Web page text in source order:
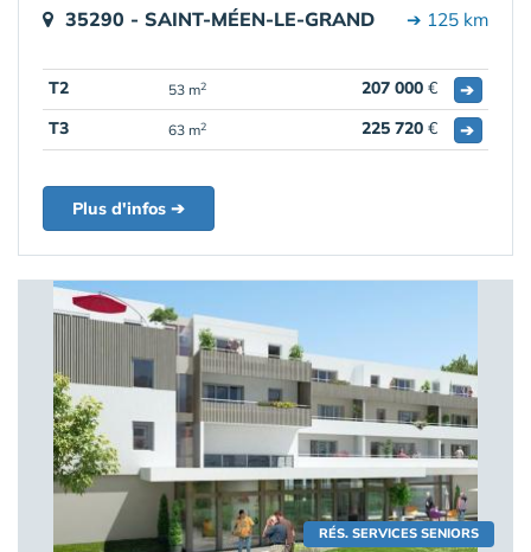
35290 - SAINT-MÉEN-LE-GRAND ➔ 125 km
T2 53 m2 207 000 €
➔
T3
63 m2 225 720 € ➔
Plus d'infos ➔
RÉS. SERVICES SENIORS